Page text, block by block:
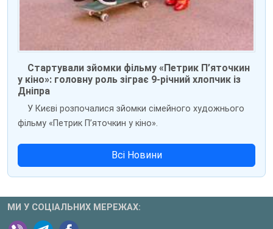
Стартували зйомки фільму «Петрик П’яточкин
у кіно»: головну роль зіграє 9-річний хлопчик із
Дніпра
У Києві розпочалися зйомки сімейного художнього
фільму «Петрик П’яточкин у кіно».
Всі Новини
МИ У СОЦІАЛЬНИХ МЕРЕЖАХ: